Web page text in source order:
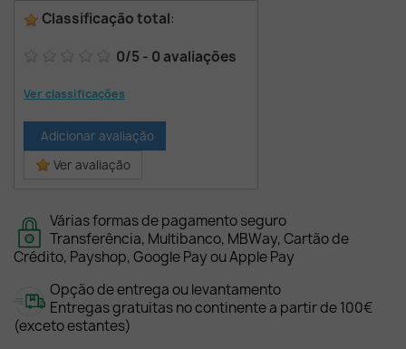
Classificação total:
0/5 - 0 avaliações
Ver classificações
Adicionar avaliação
Ver avaliação
Várias formas de pagamento seguro
Transferência, Multibanco, MBWay, Cartão de
Crédito, Payshop, Google Pay ou Apple Pay
Opção de entrega ou levantamento
Entregas gratuitas no continente a partir de 100€
(exceto estantes)